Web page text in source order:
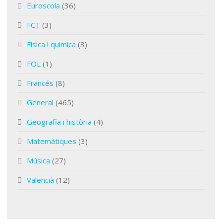
Euroscola (36)
FCT (3)
Física i química (3)
FOL (1)
Francés (8)
General (465)
Geografia i història (4)
Matemàtiques (3)
Música (27)
Valencià (12)